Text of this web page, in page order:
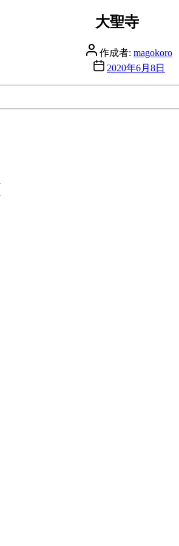
大聖寺
投
稿
者
作成者: magokoro
投 2020年6月8日